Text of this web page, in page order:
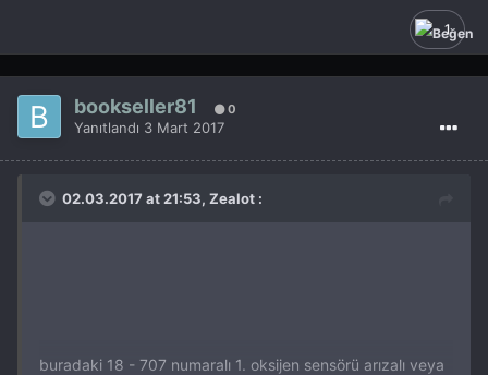
1
bookseller81 0
Yanıtlandı 3 Mart 2017
02.03.2017 at 21:53, Zealot :
buradaki 18 - 707 numaralı 1. oksijen sensörü arızalı veya